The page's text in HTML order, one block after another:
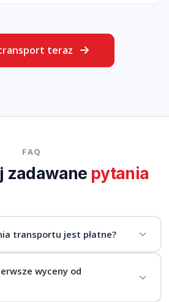
teraz
FAQ
zadawane pytania
transportu jest płatne?
WerwaTrans jest całkowicie
Nie pobieramy żadnych
wyceny od